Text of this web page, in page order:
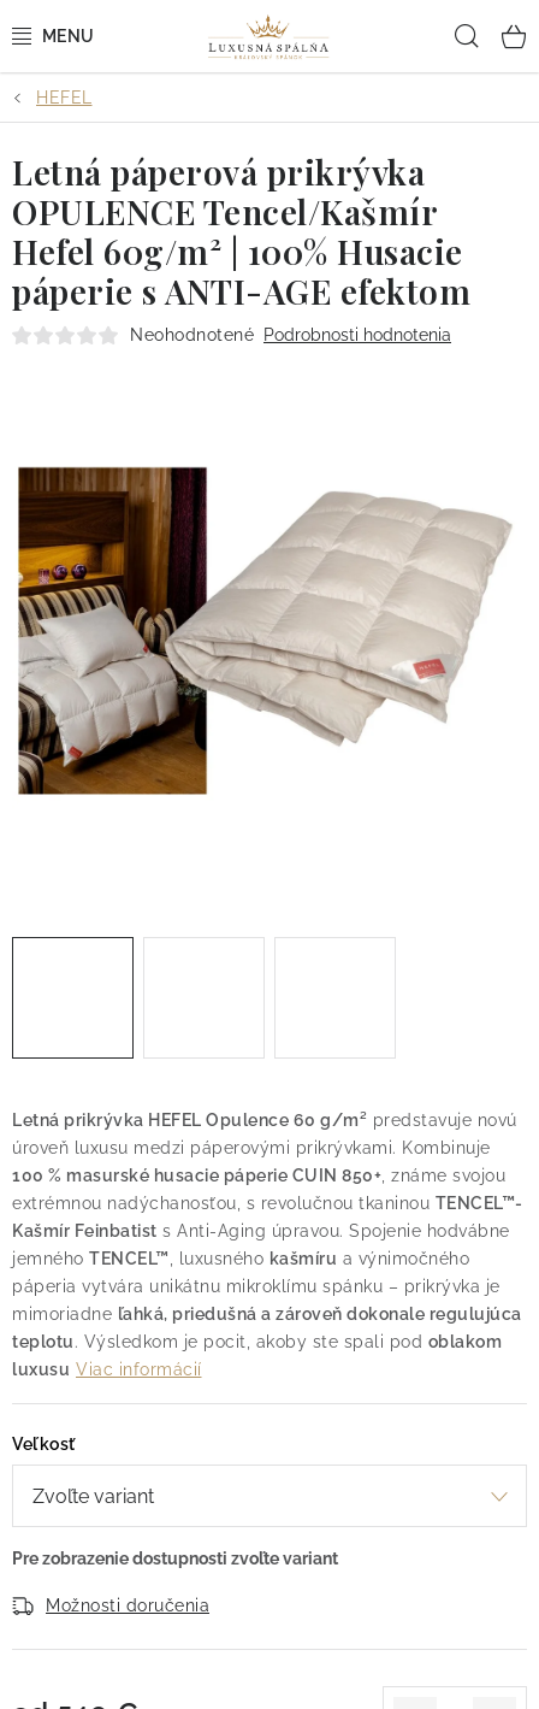
na
POSTEĽNÉ OBLIEČKY
POSTEĽNÉ PLACHTY
PREHOZY A PAPLÓNY
VANKÚŠE A OBLIEČKY
DIZAJNÉRI
O nás Blog Doprava
Kontakt
Obchodné podmienky
Podmienky ochrany osobných údajov
Reklamačný poriadok
Vrátenie tovaru
HEFEL
Letná prikrývka HEFEL Opulence 60 g/m² predstavuje novú
úroveň luxusu medzi páperovými prikrývkami. Kombinuje
100 % masurské husacie páperie CUIN 850+ , známe svojou
extrémnou nadýchanosťou, s revolučnou tkaninou TENCEL™-
Kašmír Feinbatist s Anti-Aging úpravou. Spojenie hodvábne
jemného TENCEL™ , luxusného kašmíru a výnimočného
páperia vytvára unikátnu mikroklímu spánku – prikrývka je
mimoriadne ľahká, priedušná a zároveň dokonale regulujúca
teplotu. Výsledkom je pocit, akoby ste spali pod oblakom
luxusu Viac informácií
Veľkosť
Možnosti doručenia
Letná páperová prikrývka
OPULENCE Tencel/Kašmír
Hefel 60g/m² | 100% Husacie
páperie s ANTI-AGE efektom
Neohodnotené Podrobnosti hodnotenia